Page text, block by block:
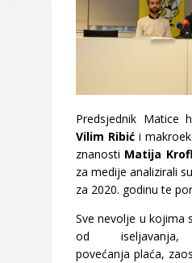
Predsjednik Matice
Vilim Ribić i
znanosti Matija
za medije analizirali
za 2020. godinu te
Sve nevolje u kojima
od iseljavanja,
povećanja plaća,